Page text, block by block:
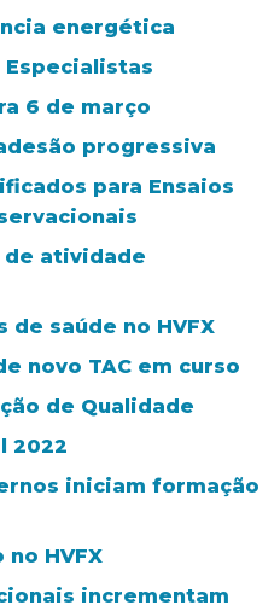
energética
Especialistas
6 de março
progressiva
para Ensaios
de atividade
saúde no HVFX
novo TAC em curso
de Qualidade
2022
iniciam formação
HVFX
incrementam